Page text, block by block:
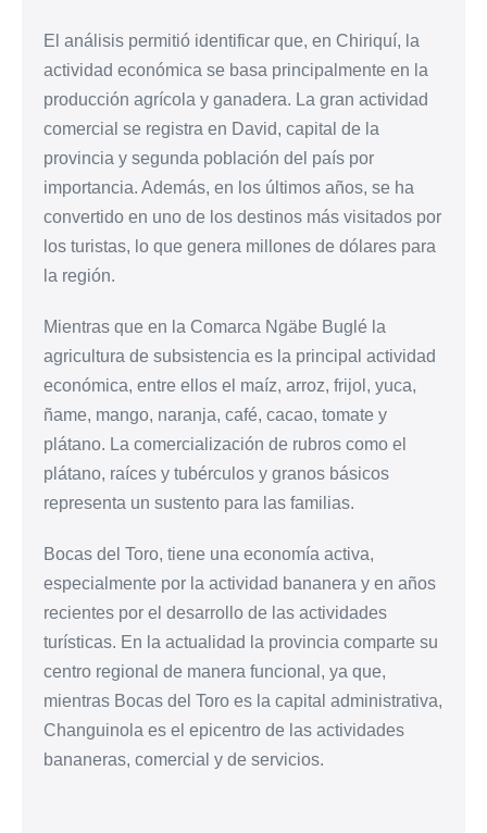
El análisis permitió identificar que, en Chiriquí, la
actividad económica se basa principalmente en la
producción agrícola y ganadera. La gran actividad
comercial se registra en David, capital de la
provincia y segunda población del país por
importancia. Además, en los últimos años, se ha
convertido en uno de los destinos más visitados por
los turistas, lo que genera millones de dólares para
la región.
Mientras que en la Comarca Ngäbe Buglé la
agricultura de subsistencia es la principal actividad
económica, entre ellos el maíz, arroz, frijol, yuca,
ñame, mango, naranja, café, cacao, tomate y
plátano. La comercialización de rubros como el
plátano, raíces y tubérculos y granos básicos
representa un sustento para las familias.
Bocas del Toro, tiene una economía activa,
especialmente por la actividad bananera y en años
recientes por el desarrollo de las actividades
turísticas. En la actualidad la provincia comparte su
centro regional de manera funcional, ya que,
mientras Bocas del Toro es la capital administrativa,
Changuinola es el epicentro de las actividades
bananeras, comercial y de servicios.